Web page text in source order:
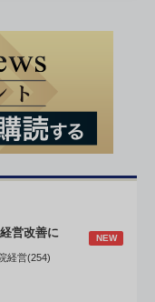
営改善に NEW
経営(254)